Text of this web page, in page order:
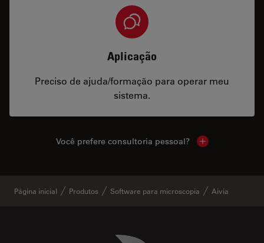
Aplicação
Preciso de ajuda/formação para operar meu
sistema.
Você prefere consultoria pessoal? Show local
Página inicial Produtos Software para microscopia Aivia